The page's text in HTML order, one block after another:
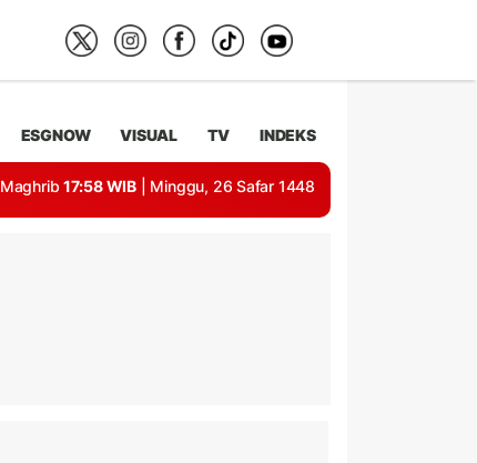
ESGNOW VISUAL TV INDEKS
Maghrib 17:58 WIB | Minggu, 26 Safar 1448